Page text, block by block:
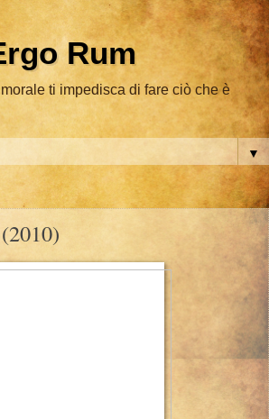
Rum
ti impedisca di fare ciò che è
▼